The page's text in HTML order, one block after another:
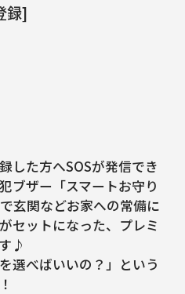
録]
した方へSOSが発信でき
ブザー「スマートお守り
玄関などお家への常備に
セットになった、プレミ
♪
選べばいいの？」という